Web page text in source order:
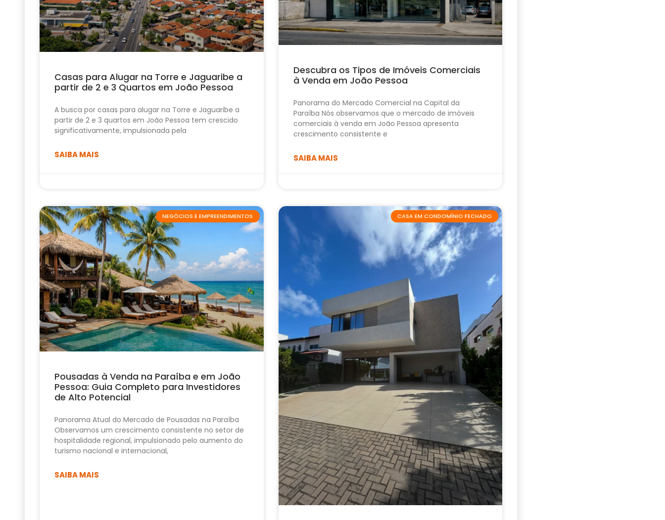
Casas para Alugar na Torre e Jaguaribe a
partir de 2 e 3 Quartos em João Pessoa
A busca por casas para alugar na Torre e Jaguaribe a
partir de 2 e 3 quartos em João Pessoa tem crescido
significativamente, impulsionada pela
SAIBA MAIS
Descubra os Tipos de Imóveis Comerciais
à Venda em João Pessoa
Panorama do Mercado Comercial na Capital da
Paraíba Nós observamos que o mercado de imóveis
comerciais à venda em João Pessoa apresenta
crescimento consistente e
SAIBA MAIS
NEGÓCIOS E EMPREENDIMENTOS
Pousadas à Venda na Paraíba e em João
Pessoa: Guia Completo para Investidores
de Alto Potencial
Panorama Atual do Mercado de Pousadas na Paraíba
Observamos um crescimento consistente no setor de
hospitalidade regional, impulsionado pelo aumento do
turismo nacional e internacional,
SAIBA MAIS
CASA EM CONDOMÍNIO FECHADO